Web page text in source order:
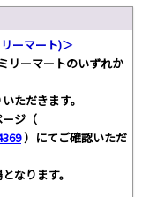
ーマート)＞
リーマートのいずれか
ただきます。
ジ（
）にてご確認いただ
なります。